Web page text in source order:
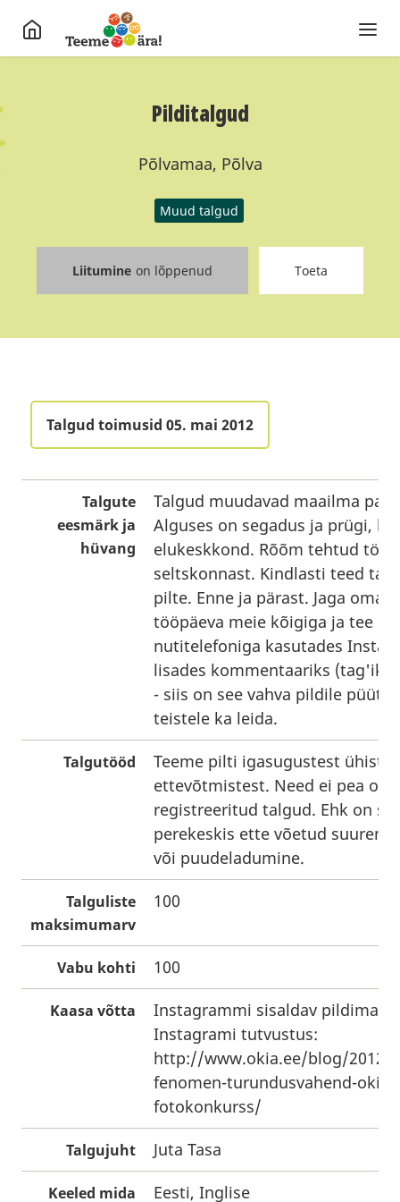
Pilditalgud
Põlvamaa, Põlva
Muud talgud
Liitumine on lõppenud Toeta
Talgud toimusid 05. mai 2012
Talgute
eesmärk ja
hüvang
Talgud muudavad maailma
Alguses on segadus ja prügi,
elukeskkond. Rõõm tehtud
seltskonnast. Kindlasti teed
pilte. Enne ja pärast. Jaga oma
tööpäeva meie kõigiga ja tee
nutitelefoniga kasutades
lisades kommentaariks
- siis on see vahva pildile
teistele ka leida.
Talgutööd
Teeme pilti igasugustest
ettevõtmistest. Need ei pea
registreeritud talgud. Ehk on
perekeskis ette võetud suurem
või puudeladumine.
Talguliste
maksimumarv
100
Vabu kohti 100
Kaasa võtta
Instagrammi sisaldav
Instagrami tutvustus:
http://www.okia.ee/blog/2012/
fenomen-turundusvahend-okia-
fotokonkurss/
Talgujuht Juta Tasa
Keeled mida Eesti, Inglise